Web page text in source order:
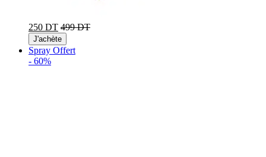
250 DT 499 DT
J'achète
Spray Offert
- 60%